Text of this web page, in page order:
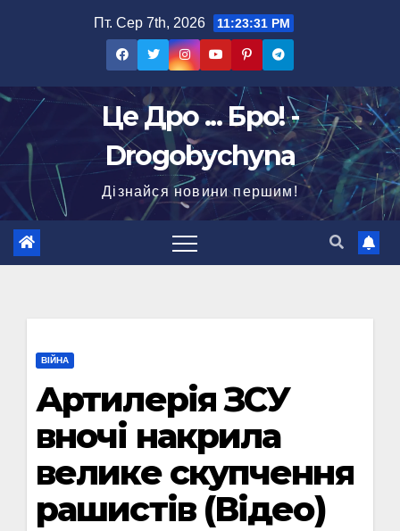
Пт. Сер 7th, 2026 11:23:32 PM
Це Дро ... Бро! -
Drogobychyna
Дізнайся новини першим!
ВІЙНА
Артилерія ЗСУ
вночі накрила
велике скупчення
рашистів (Відео)